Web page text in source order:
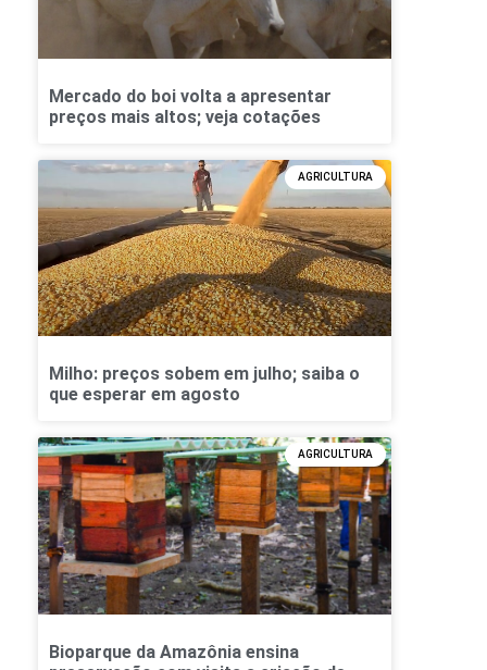
Mercado do boi volta a apresentar
preços mais altos; veja cotações
AGRICULTURA
Milho: preços sobem em julho; saiba o
que esperar em agosto
AGRICULTURA
Bioparque da Amazônia ensina